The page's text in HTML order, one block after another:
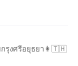
กรุงศรีอยุธยา👩🇹🇭